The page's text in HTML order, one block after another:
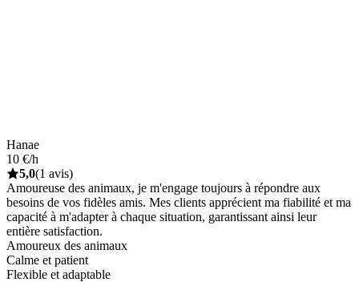
Hanae
10 €/h
5,0(1 avis)
Amoureuse des animaux, je m'engage toujours à répondre aux
besoins de vos fidèles amis. Mes clients apprécient ma fiabilité et ma
capacité à m'adapter à chaque situation, garantissant ainsi leur
entière satisfaction.
Amoureux des animaux
Calme et patient
Flexible et adaptable